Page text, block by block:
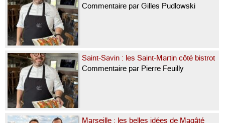
Commentaire par Gilles Pudlowski
Saint-Savin : les Saint-Martin côté bistrot
Commentaire par Pierre Feuilly
Marseille : les belles idées de Magâté